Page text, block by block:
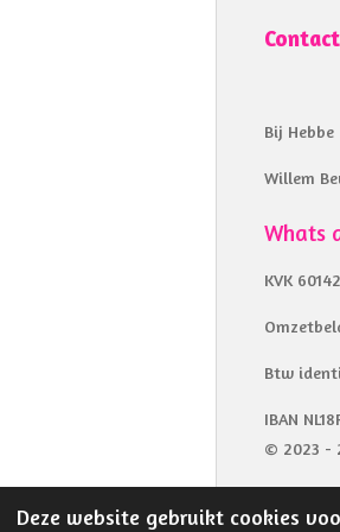
Deze website gebruikt cookies
Bij Hebbe
Willem
Whats
KVK
Btw
IBAN
© 2023 -